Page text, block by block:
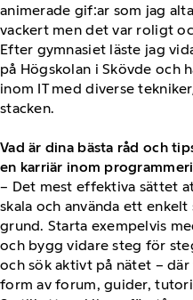
animerade gif:ar som jag
vackert men det var roligt
Efter gymnasiet läste jag
på Högskolan i Skövde och
inom IT med diverse
stacken.
Vad är dina bästa råd och
en karriär inom
– Det mest effektiva sättet
skala och använda ett
grund. Starta exempelvis
och bygg vidare steg för
och sök aktivt på nätet –
form av forum, guider,